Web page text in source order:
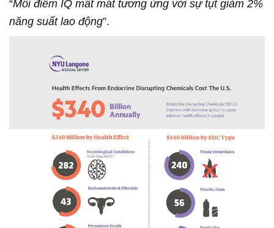
“Mỗi điểm IQ mất mát tương ứng với sự tụt giảm 2%
năng suất lao động”.